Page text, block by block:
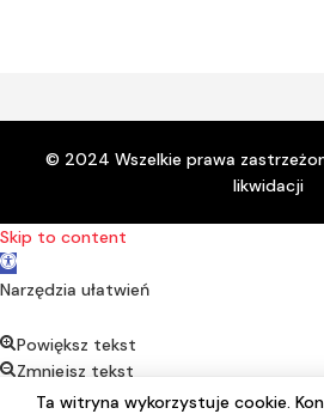
© 2024 Wszelkie prawa
likwidacji
Ta witryna wykorzystuje cookie.
Skip to content
Open toolbar
Narzędzia ułatwień
Powiększ tekst
Zmniejsz tekst
Kontrast